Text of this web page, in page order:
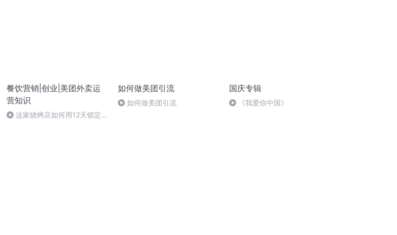
餐饮营销|创业|美团外卖运
营知识
这家烧烤店如何用12天锁定
如何做美团引流
如何做美团引流
国庆专辑
《我爱你中国》